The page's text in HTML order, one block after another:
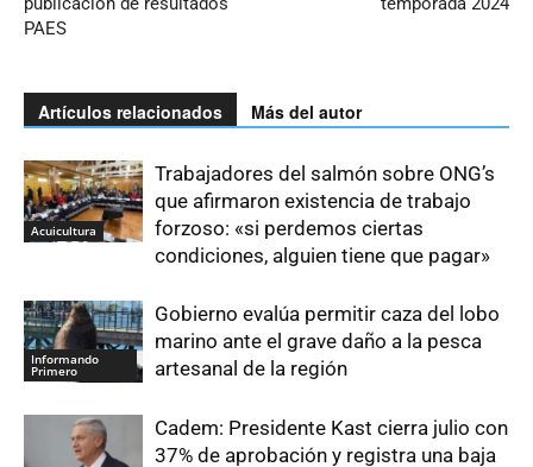
PAES
Artículos relacionados Más del autor
Acuicultura
Trabajadores del salmón sobre ONG’s
que afirmaron existencia de trabajo
forzoso: «si perdemos ciertas
condiciones, alguien tiene que pagar»
Informando
Primero
Gobierno evalúa permitir caza del lobo
marino ante el grave daño a la pesca
artesanal de la región
Cadem: Presidente Kast cierra julio con
37% de aprobación y registra una baja